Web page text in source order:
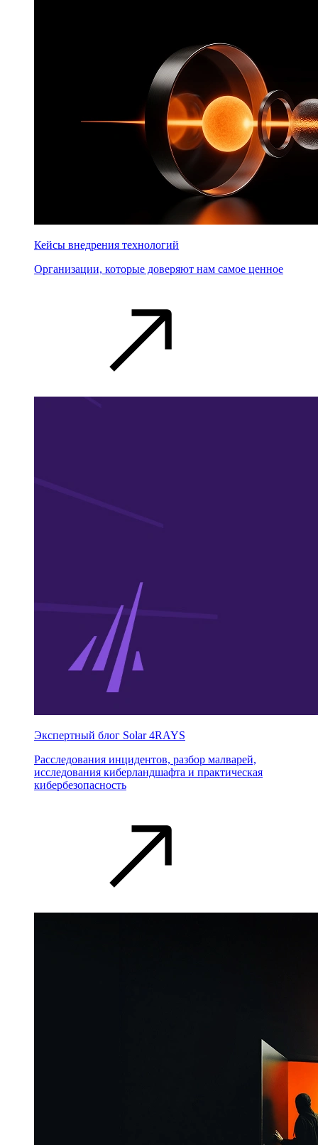
Кейсы внедрения технологий
Организации, которые доверяют нам самое ценное
Экспертный блог Solar 4RAYS
Расследования инцидентов, разбор малварей,
исследования киберландшафта и практическая
кибербезопасность